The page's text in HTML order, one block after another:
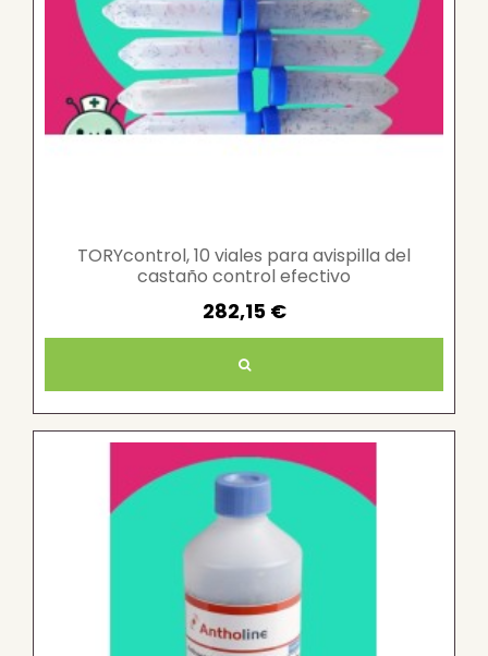
TORYcontrol, 10 viales para avispilla del
castaño control efectivo
282,15 €